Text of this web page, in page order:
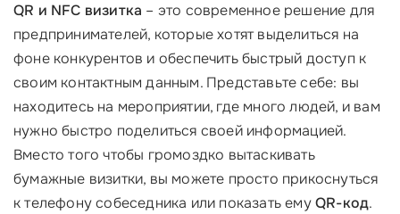
QR и NFC визитка – это современное решение для
предпринимателей, которые хотят выделиться на
фоне конкурентов и обеспечить быстрый доступ к
своим контактным данным. Представьте себе: вы
находитесь на мероприятии, где много людей, и вам
нужно быстро поделиться своей информацией.
Вместо того чтобы громоздко вытаскивать
бумажные визитки, вы можете просто прикоснуться
к телефону собеседника или показать емуQR-код.